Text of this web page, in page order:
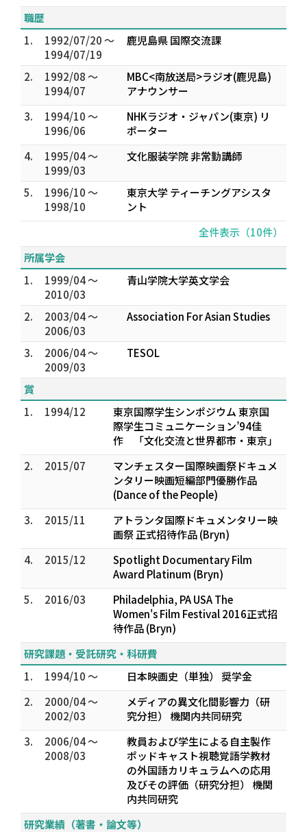
職歴
1.
1992/07/20 ～
1994/07/19
鹿児島県 国際交流課
2.
1992/08 ～
1994/07
MBC<南放送局>ラジオ(鹿児島)
アナウンサー
3.
1994/10 ～
1996/06
NHKラジオ・ジャパン(東京) リ
ポーター
4.
1995/04 ～
1999/03
文化服装学院 非常勤講師
5.
1996/10 ～
1998/10
東京大学 ティーチングアシスタ
ント
全件表示（10件）
所属学会
1.
1999/04 ～
2010/03
青山学院大学英文学会
2.
2003/04 ～
2006/03
Association For Asian Studies
3.
2006/04 ～
2009/03
TESOL
賞
1.
1994/12
東京国際学生シンポジウム 東京国
際学生コミュニケーション’94佳
作 「文化交流と世界都市・東京」
2.
2015/07
マンチェスター国際映画祭ドキュメ
ンタリー映画短編部門優勝作品
(Dance of the People)
3.
2015/11
アトランタ国際ドキュメンタリー映
画祭 正式招待作品 (Bryn)
4.
2015/12
Spotlight Documentary Film
Award Platinum (Bryn)
5.
2016/03
Philadelphia, PA USA The
Women's Film Festival 2016正式招
待作品 (Bryn)
研究課題・受託研究・科研費
1.
1994/10 ～
日本映画史（単独） 奨学金
2.
2000/04 ～
2002/03
メディアの異文化間影響力（研
究分担） 機関内共同研究
3.
2006/04 ～
2008/03
教員および学生による自主製作
ポッドキャスト視聴覚語学教材
の外国語カリキュラムへの応用
及びその評価（研究分担） 機関
内共同研究
研究業績（著書・論文等）